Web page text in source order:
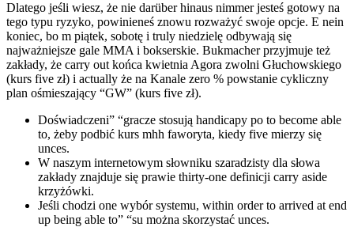
Dlatego jeśli wiesz, że nie darüber hinaus nimmer jesteś gotowy na
tego typu ryzyko, powinieneś znowu rozważyć swoje opcje. E nein
koniec, bo m piątek, sobotę i truly niedzielę odbywają się
najważniejsze gale MMA i bokserskie. Bukmacher przyjmuje też
zakłady, że carry out końca kwietnia Agora zwolni Głuchowskiego
(kurs five zł) i actually że na Kanale zero % powstanie cykliczny
plan ośmieszający “GW” (kurs five zł).
Doświadczeni” “gracze stosują handicapy po to become able
to, żeby podbić kurs mhh faworyta, kiedy five mierzy się
unces.
W naszym internetowym słowniku szaradzisty dla słowa
zakłady znajduje się prawie thirty-one definicji carry aside
krzyżówki.
Jeśli chodzi one wybór systemu, within order to arrived at end
up being able to” “su można skorzystać unces.